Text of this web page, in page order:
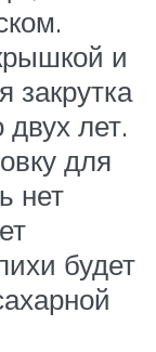
и
закрутка
лет.
для
нет
будет